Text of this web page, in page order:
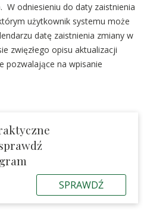
W odniesieniu do daty zaistnienia
użytkownik systemu może
datę zaistnienia zmiany w
zwięzłego opisu aktualizacji
pozwalające na wpisanie
SPRAWDŹ